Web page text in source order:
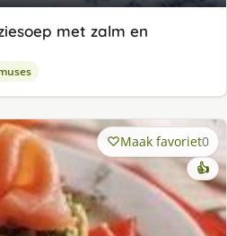
met zalm en
Maak favoriet0
👍